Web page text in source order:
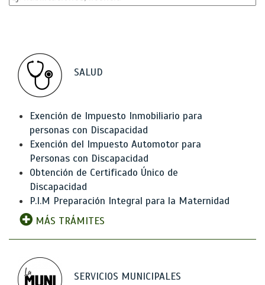
SALUD
Exención de Impuesto Inmobiliario para
personas con Discapacidad
Exención del Impuesto Automotor para
Personas con Discapacidad
Obtención de Certificado Único de
Discapacidad
P.I.M Preparación Integral para la Maternidad
MÁS TRÁMITES
SERVICIOS MUNICIPALES